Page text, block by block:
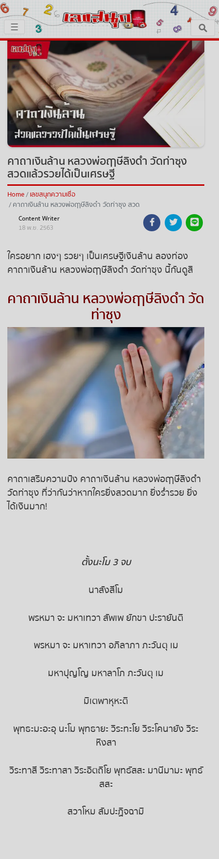
หน้าหลัก
เลขเด็ด
ตรวจเลขสนุก
เลขสนุกมงคล
เลขสนุกคนดัง
เลขสนุกความเชื่อ
หวยสด
ถ่ายทอดสดหวยรัฐบาล
ถ่ายทอดสดหวยออมสิน
ถ่ายทอดสดหวยลาว ซุปเปอร์
ถ่ายทอดสดหวยฮานอย
ถ่ายทอดสดหวยฮานอยพิเศษ
ถ่ายทอดสดหวยมาเลย์
ถ่ายทอดสดหวยญีปุ่น
ถ่ายทอดสดหวยกัมพูชา
หวยหุ้นจีน บ่าย
หวยหุ้นไต้หวัน
×
☰
คาถาเงินล้าน หลวงพ่อฤาษีลิงดำ วัดท่าซุง
สวดแล้วรวยได้เป็นเศรษฐี
Home เลขสนุกความเชื่อ
คาถาเงินล้าน หลวงพ่อฤาษีลิงดำ วัดท่าซุง สวด
แล้วรวยได้เป็นเศรษฐี
Content Writer
18 พ.ย. 2563
ใครอยาก เฮงๆ รวยๆ เป็นเศรษฐีเงินล้าน ลองท่อง
คาถาเงินล้าน หลวงพ่อฤาษีลิงดำ วัดท่าซุง นี้กันดูสิ
คาถาเงินล้าน หลวงพ่อฤาษีลิงดำ วัด
ท่าซุง
คาถาเสริมความปัง คาถาเงินล้าน หลวงพ่อฤาษีลิงดำ
วัดท่าซุง ที่ว่ากันว่าหากใครยิ่งสวดมาก ยิ่งร่ำรวย ยิ่ง
ได้เงินมาก!
ตั้งนะโม 3 จบ
นาสังสีโม
พรหมา จะ มหาเทวา สัพเพ ยักขา ปะรายันติ
พรหมา จะ มหาเทวา อภิลาภา ภะวันตุ เม
มหาปุญโญ มหาลาโภ ภะวันตุ เม
มิเตพาหุหะติ
พุทธะมะอะอุ นะโม พุทธายะ วิระทะโย วิระโคนายัง วิระ
หิงสา
วิระทาสี วิระทาสา วิระอิตถิโย พุทธัสสะ มานีมามะ พุทธั
สสะ
สวาโหม สัมปะฏิจฉามิ
x ปิดโฆษณา